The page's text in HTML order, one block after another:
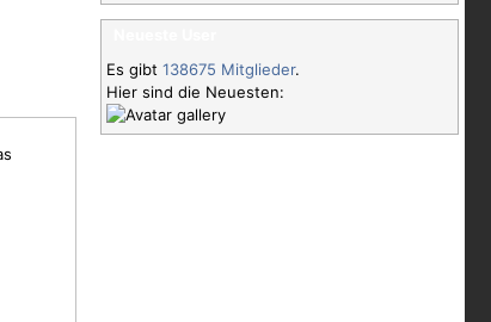
Es gibt 138675 Mitglieder.
Hier sind die Neuesten: